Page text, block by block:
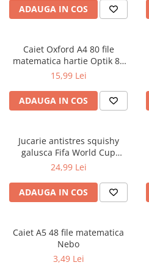
Trollere pentru copii
Penare echipate
Penare neechipate
Penare tip etui
Acuarele și pensule școlare
Acuarele școlare și Tempera
Pahare și palete pictură
Cărți
Cărți pentru copii
Cărți de colorat
Enciclopedii și atlase pentru copii
Materiale educaționale
ADAUGA IN COS
Caiet Oxford A4 80 file
matematica hartie Optik 80
g/mp motiv Teenager
15,99 Lei
ADAUGA IN COS
Jucarie antistres squishy
galusca Fifa World Cup
Edition
24,99 Lei
ADAUGA IN COS
Caiet A5 48 file matematica
Nebo
3,49 Lei